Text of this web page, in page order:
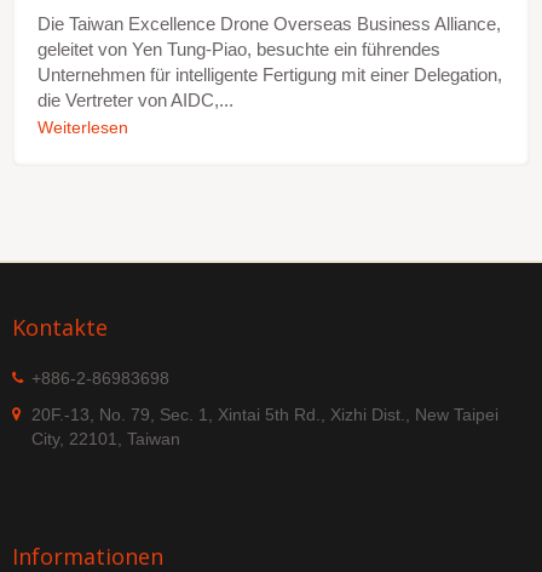
Die Taiwan Excellence Drone Overseas Business Alliance,
geleitet von Yen Tung-Piao, besuchte ein führendes
Unternehmen für intelligente Fertigung mit einer Delegation,
die Vertreter von AIDC,...
Weiterlesen
Kontakte
+886-2-86983698
20F.-13, No. 79, Sec. 1, Xintai 5th Rd., Xizhi Dist., New Taipei
City, 22101, Taiwan
Informationen